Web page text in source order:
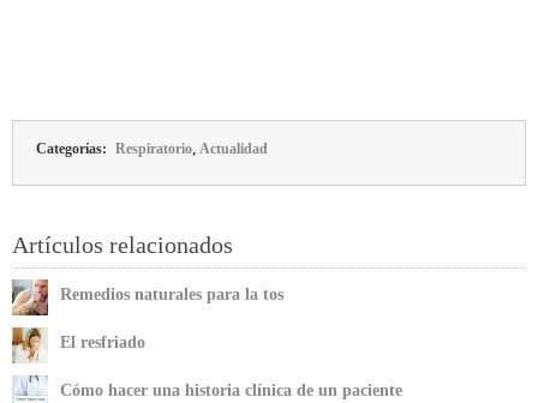
Categorías: Respiratorio, Actualidad
Artículos relacionados
Remedios naturales para la tos
El resfriado
Cómo hacer una historia clínica de un paciente